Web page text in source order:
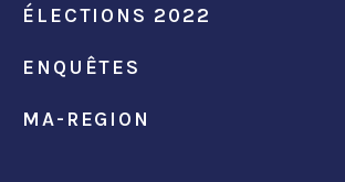
ÉLECTIONS 2022
ENQUÊTES
MA-REGION